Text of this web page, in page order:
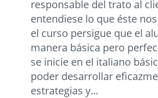
responsable del trato al
entendiese lo que éste
el curso persigue que el
manera básica pero
se inicie en el italiano
poder desarrollar
estrategias y...